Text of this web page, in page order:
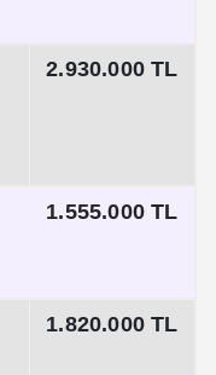
2.930.000 TL
1.555.000 TL
1.820.000 TL